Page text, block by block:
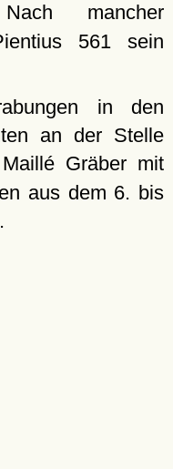
mancher
561 sein
in den
an der Stelle
Gräber mit
aus dem 6. bis